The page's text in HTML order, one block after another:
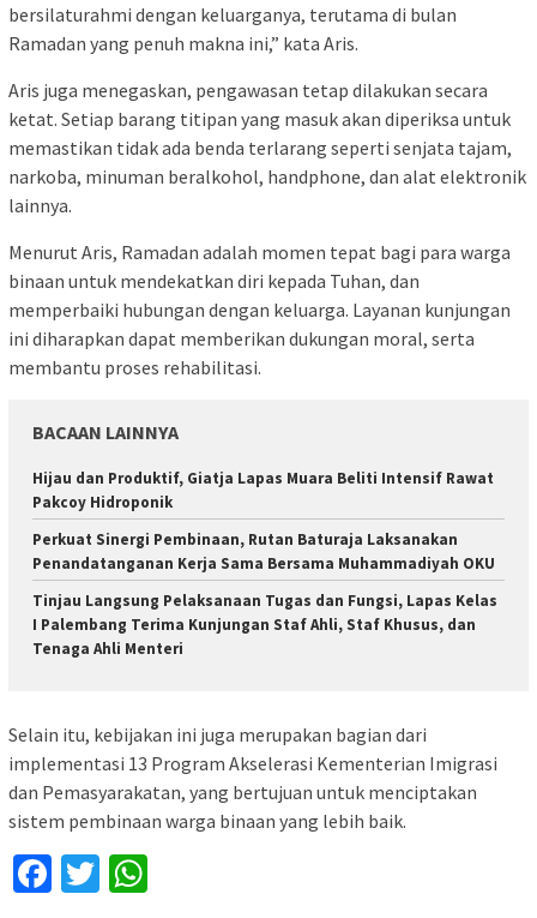
bersilaturahmi dengan keluarganya, terutama di bulan
Ramadan yang penuh makna ini,” kata Aris.
Aris juga menegaskan, pengawasan tetap dilakukan secara
ketat. Setiap barang titipan yang masuk akan diperiksa untuk
memastikan tidak ada benda terlarang seperti senjata tajam,
narkoba, minuman beralkohol, handphone, dan alat elektronik
lainnya.
Menurut Aris, Ramadan adalah momen tepat bagi para warga
binaan untuk mendekatkan diri kepada Tuhan, dan
memperbaiki hubungan dengan keluarga. Layanan kunjungan
ini diharapkan dapat memberikan dukungan moral, serta
membantu proses rehabilitasi.
BACAAN LAINNYA
Hijau dan Produktif, Giatja Lapas Muara Beliti Intensif Rawat
Pakcoy Hidroponik
Perkuat Sinergi Pembinaan, Rutan Baturaja Laksanakan
Penandatanganan Kerja Sama Bersama Muhammadiyah OKU
Tinjau Langsung Pelaksanaan Tugas dan Fungsi, Lapas Kelas
I Palembang Terima Kunjungan Staf Ahli, Staf Khusus, dan
Tenaga Ahli Menteri
Selain itu, kebijakan ini juga merupakan bagian dari
implementasi 13 Program Akselerasi Kementerian Imigrasi
dan Pemasyarakatan, yang bertujuan untuk menciptakan
sistem pembinaan warga binaan yang lebih baik.
Facebook
Twitter